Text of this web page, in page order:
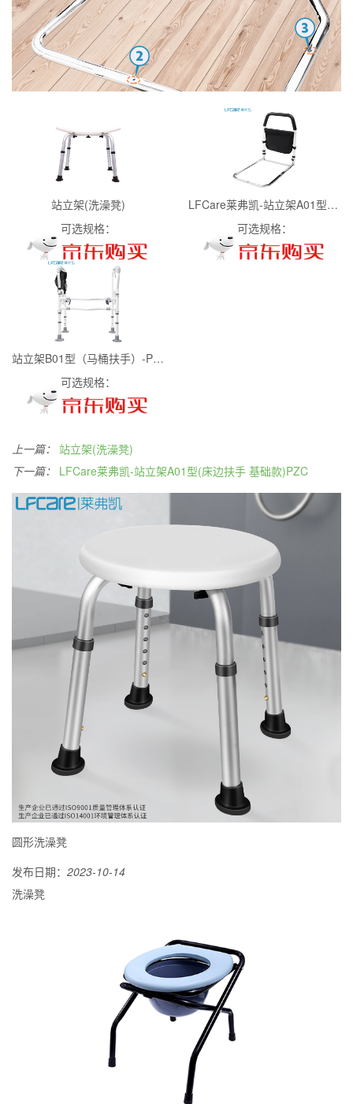
站立架(洗澡凳)
可选规格：
LFCare莱弗凯-站立架A01型(床边扶手 基础款)PZC
可选规格：
站立架B01型（马桶扶手）-PZC
可选规格：
上一篇： 站立架(洗澡凳)
下一篇： LFCare莱弗凯-站立架A01型(床边扶手 基础款)PZC
圆形洗澡凳
发布日期： 2023-10-14
洗澡凳